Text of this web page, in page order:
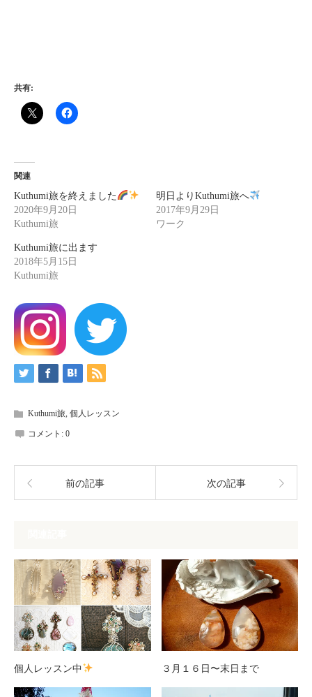
共有:
関連
Kuthumi旅を終えました
2020年9月20日
Kuthumi旅
明日よりKuthumi旅へ
2017年9月29日
ワーク
Kuthumi旅に出ます
2018年5月15日
Kuthumi旅
Kuthumi旅, 個人レッスン
コメント: 0
前の記事 次の記事
個人レッスン中 ３月１６日〜末日まで